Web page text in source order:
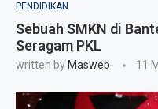
PENDIDIKAN
Sebuah SMKN di
Seragam PKL
written by Masweb 11